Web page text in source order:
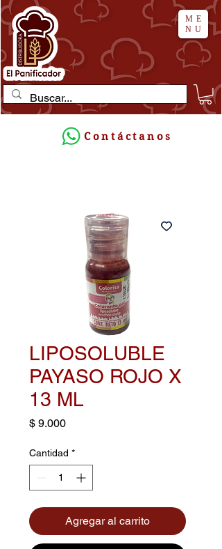
ME
NU
Contáctanos
LIPOSOLUBLE
PAYASO ROJO X
13 ML
$ 9.000Precio
Cantidad *
Agregar al carrito